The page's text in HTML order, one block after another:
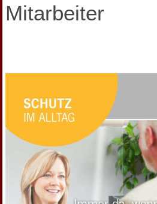
Mitarbeiter